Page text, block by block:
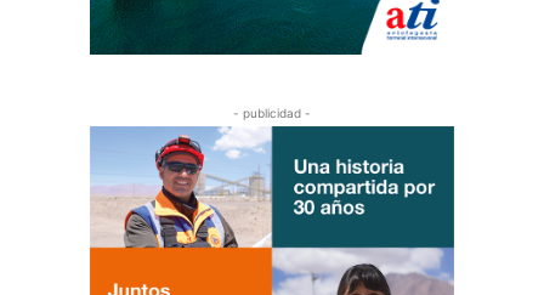
- publicidad -